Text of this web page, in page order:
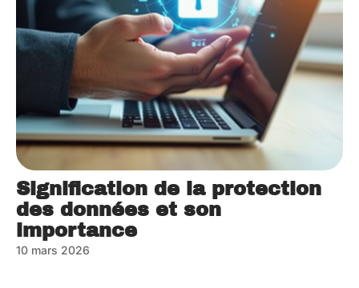
Signification de la protection
des données et son
importance
10 mars 2026